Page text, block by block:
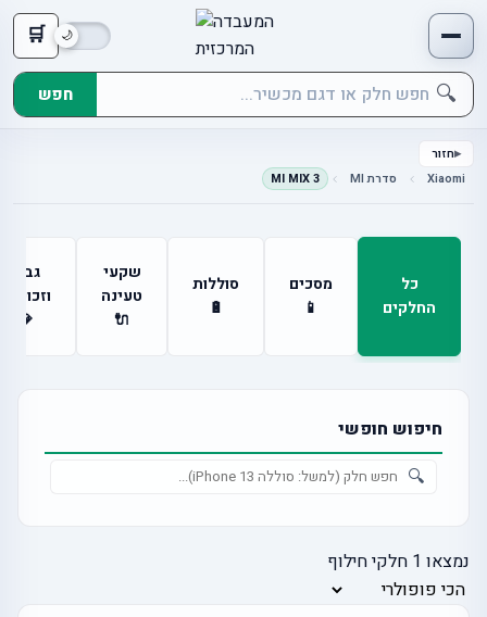
🛒
🔍 חפש
חזור
Xiaomi
סדרת MI MI MIX 3
כל
החלקים
מסכים
📱
סוללות
🔋
שקעי
טעינה
🔌
גבים
💎
חיפוש חופשי
🔍
נמצאו 1 חלקי חילוף